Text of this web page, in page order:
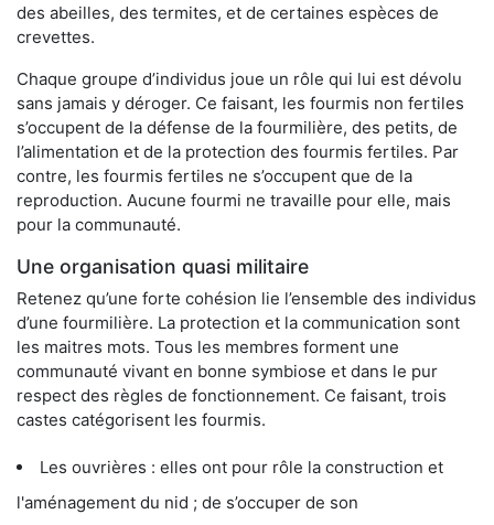
des abeilles, des termites, et de certaines espèces de
crevettes.
Chaque groupe d’individus joue un rôle qui lui est dévolu
sans jamais y déroger. Ce faisant, les fourmis non fertiles
s’occupent de la défense de la fourmilière, des petits, de
l’alimentation et de la protection des fourmis fertiles. Par
contre, les fourmis fertiles ne s’occupent que de la
reproduction. Aucune fourmi ne travaille pour elle, mais
pour la communauté.
Une organisation quasi militaire
Retenez qu’une forte cohésion lie l’ensemble des individus
d’une fourmilière. La protection et la communication sont
les maitres mots. Tous les membres forment une
communauté vivant en bonne symbiose et dans le pur
respect des règles de fonctionnement. Ce faisant, trois
castes catégorisent les fourmis.
Les ouvrières : elles ont pour rôle la construction et
l'aménagement du nid ; de s’occuper de son